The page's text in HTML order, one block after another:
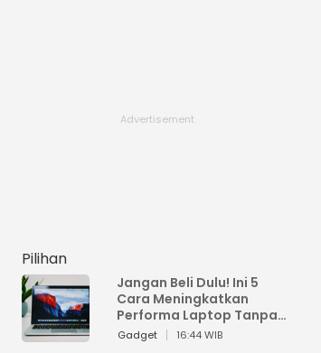
Pilihan
Jangan Beli Dulu! Ini 5
Cara Meningkatkan
Performa Laptop Tanpa
Harus Beli Baru
Gadget 16:44 WIB